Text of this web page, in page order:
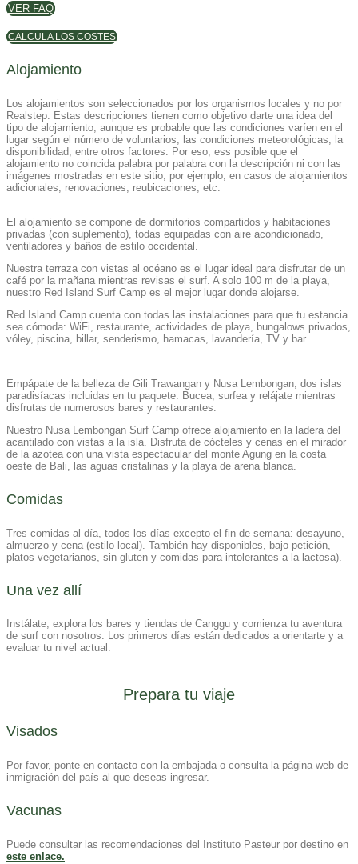
VER FAQ
CALCULA LOS COSTES
Alojamiento
Los alojamientos son seleccionados por los organismos locales y no por
Realstep. Estas descripciones tienen como objetivo darte una idea del
tipo de alojamiento, aunque es probable que las condiciones varíen en el
lugar según el número de voluntarios, las condiciones meteorológicas, la
disponibilidad, entre otros factores. Por eso, ess posible que el
alojamiento no coincida palabra por palabra con la descripción ni con las
imágenes mostradas en este sitio, por ejemplo, en casos de alojamientos
adicionales, renovaciones, reubicaciones, etc.
El alojamiento se compone de dormitorios compartidos y habitaciones
privadas (con suplemento), todas equipadas con aire acondicionado,
ventiladores y baños de estilo occidental.
Nuestra terraza con vistas al océano es el lugar ideal para disfrutar de un
café por la mañana mientras revisas el surf. A solo 100 m de la playa,
nuestro Red Island Surf Camp es el mejor lugar donde alojarse.
Red Island Camp cuenta con todas las instalaciones para que tu estancia
sea cómoda: WiFi, restaurante, actividades de playa, bungalows privados,
vóley, piscina, billar, senderismo, hamacas, lavandería, TV y bar.
Empápate de la belleza de Gili Trawangan y Nusa Lembongan, dos islas
paradisíacas incluidas en tu paquete. Bucea, surfea y relájate mientras
disfrutas de numerosos bares y restaurantes.
Nuestro Nusa Lembongan Surf Camp ofrece alojamiento en la ladera del
acantilado con vistas a la isla. Disfruta de cócteles y cenas en el mirador
de la azotea con una vista espectacular del monte Agung en la costa
oeste de Bali, las aguas cristalinas y la playa de arena blanca.
Comidas
Tres comidas al día, todos los días excepto el fin de semana: desayuno,
almuerzo y cena (estilo local). También hay disponibles, bajo petición,
platos vegetarianos, sin gluten y comidas para intolerantes a la lactosa).
Una vez allí
Instálate, explora los bares y tiendas de Canggu y comienza tu aventura
de surf con nosotros. Los primeros días están dedicados a orientarte y a
evaluar tu nivel actual.
Prepara tu viaje
Visa​dos
Por favor, ponte en contacto con la embajada o consulta la página web de
inmigración del país al que deseas ingresar.
Vacunas
Puede consultar las recomendaciones del Instituto Pasteur por destino en
este enlace.